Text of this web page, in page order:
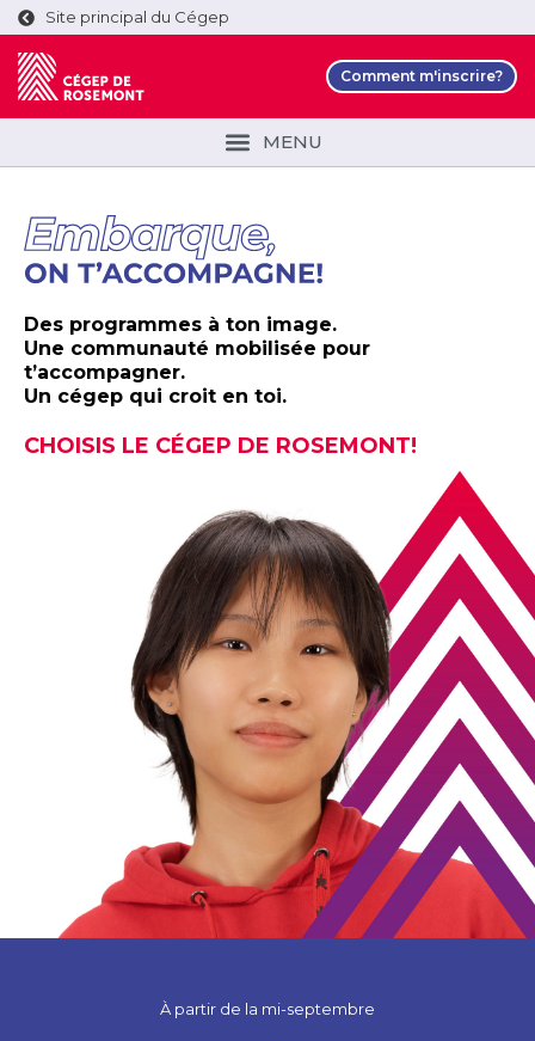
Site principal du Cégep
Comment m'inscrire?
Des programmes à ton image.
Une communauté mobilisée pour
t’accompagner.
Un cégep qui croit en toi.
CHOISIS LE CÉGEP DE ROSEMONT!
À partir de la mi-septembre